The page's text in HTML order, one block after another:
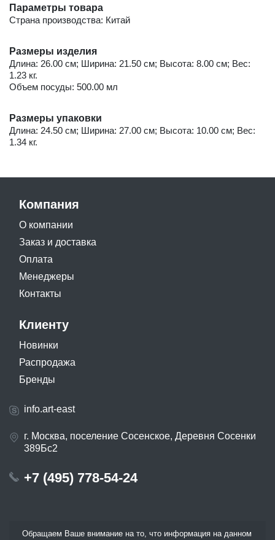
Параметры товара
Страна производства: Китай
Размеры изделия
Длина: 26.00 см; Ширина: 21.50 см; Высота: 8.00 см; Вес:
1.23 кг.
Объем посуды: 500.00 мл
Размеры упаковки
Длина: 24.50 см; Ширина: 27.00 см; Высота: 10.00 см; Вес:
1.34 кг.
Компания
О компании
Заказ и доставка
Оплата
Менеджеры
Контакты
Клиенту
Новинки
Распродажа
Бренды
info.art-east
г. Москва, поселение Сосенское, Деревня Сосенки
389Бс2
+7 (495) 778-54-24
Обращаем Ваше внимание на то, что информация на данном